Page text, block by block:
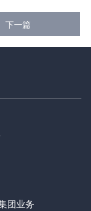
下一篇
团业务